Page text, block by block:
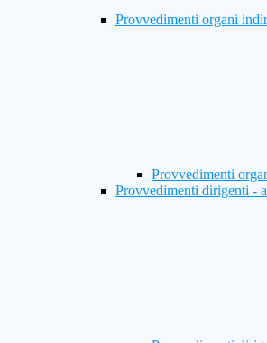
Provvedimenti organi
Provvedimenti
Provvedimenti dirigenti -